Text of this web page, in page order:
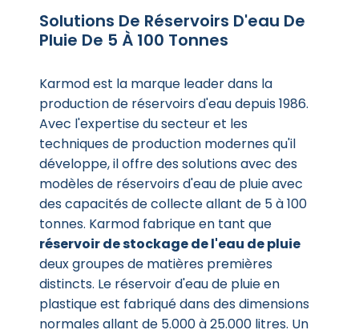
Solutions De Réservoirs D'eau De
Pluie De 5 À 100 Tonnes
Karmod est la marque leader dans la
production de réservoirs d'eau depuis 1986.
Avec l'expertise du secteur et les
techniques de production modernes qu'il
développe, il offre des solutions avec des
modèles de réservoirs d'eau de pluie avec
des capacités de collecte allant de 5 à 100
tonnes. Karmod fabrique en tant que
réservoir de stockage de l'eau de pluie
deux groupes de matières premières
distincts. Le réservoir d'eau de pluie en
plastique est fabriqué dans des dimensions
normales allant de 5.000 à 25.000 litres. Un